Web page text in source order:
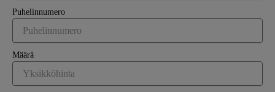
Puhelinnumero
Määrä